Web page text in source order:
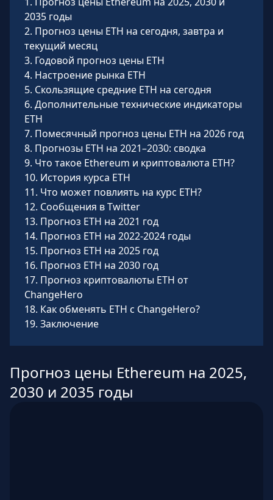
2035 годы
2. Прогноз цены ETH на сегодня, завтра и
текущий месяц
3. Годовой прогноз цены ETH
4. Настроение рынка ETH
5. Скользящие средние ETH на сегодня
6. Дополнительные технические индикаторы
ETH
7. Помесячный прогноз цены ETH на 2026 год
8. Прогнозы ETH на 2021–2030: сводка
9. Что такое Ethereum и криптовалюта ETH?
10. История курса ETH
11. Что может повлиять на курс ETH?
12. Сообщения в Twitter
13. Прогноз ETH на 2021 год
14. Прогноз ETH на 2022-2024 годы
15. Прогноз ETH на 2025 год
16. Прогноз ETH на 2030 год
17. Прогноз криптовалюты ETH от
ChangeHero
18. Как обменять ETH с ChangeHero?
19. Заключение
Прогноз цены Ethereum на 2025,
2030 и 2035 годы